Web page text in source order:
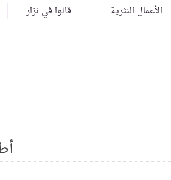
الأعمال النثرية قالوا في نزار